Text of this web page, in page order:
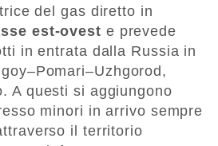
del gas diretto in
est-ovest e prevede
in entrata dalla Russia in
A questi si aggiungono
minori in arrivo sempre
il territorio